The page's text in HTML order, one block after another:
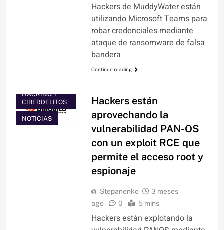
Hackers de MuddyWater están
utilizando Microsoft Teams para
robar credenciales mediante
ataque de ransomware de falsa
bandera
Continue reading
HACKING Y
CIBERDELITOS
NOTICIAS
Hackers están
aprovechando la
vulnerabilidad PAN-OS
con un exploit RCE que
permite el acceso root y
espionaje
Stepanenko
3 meses
ago
0 5 mins
Hackers están explotando la